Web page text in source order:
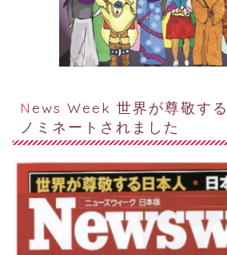
News Week 世界が尊敬する日本人100人に
ノミネートされました